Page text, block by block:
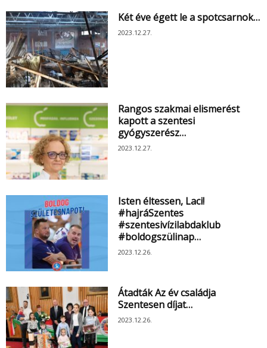
Két éve égett le a spotcsarnok…
2023.12.27.
Rangos szakmai elismerést
kapott a szentesi
gyógyszerész…
2023.12.27.
Isten éltessen, Laci!
#hajráSzentes
#szentesivízilabdaklub
#boldogszülinap…
2023.12.26.
Átadták Az év családja
Szentesen díjat…
2023.12.26.